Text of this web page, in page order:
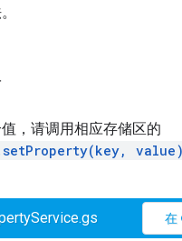
，请调用相应存储区的
value)
在